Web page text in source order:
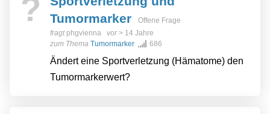
?
Tumormarker
Offene Frage
fragt phgvienna vor> 14 Jahre
zum Thema Tumormarker 686
Ändert eine Sportverletzung (Hämatome) den
Tumormarkerwert?